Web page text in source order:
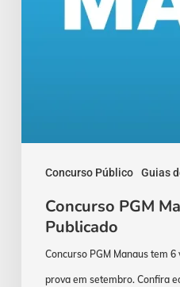
Concurso Público Guias
Concurso PGM
Publicado
Concurso PGM Manaus tem
prova em setembro. Confira